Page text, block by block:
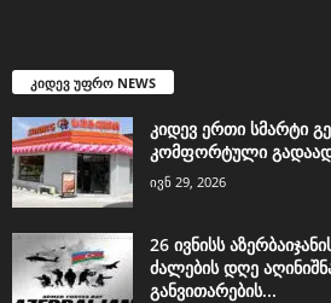
კიდევ უფრო NEWS
კიდევ ერთი სმარტი
კომფორტული
ივნ 29, 2026
26 ივნისს
ძალების დღე
განვითარების...